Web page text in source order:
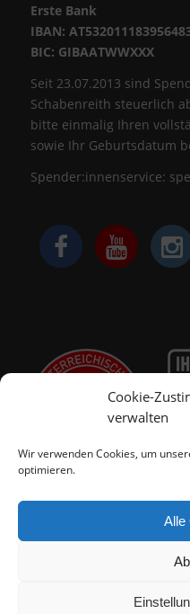
Cookie-
verwalten
Wir verwenden Cookies, um
optimieren.
Alle
Erste Bank
IBAN:
BIC: GIBAATWWXXX
Seit 23.07.2013 sind
Schabenreith steuerlich
bitte einmalig Ihren
sowie Ihr Geburtsdatum
Spender:innenservice: